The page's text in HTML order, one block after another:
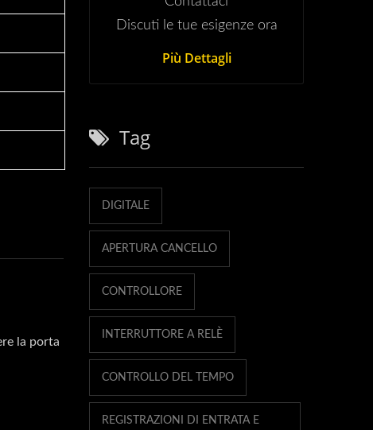
la porta
Discuti le tue esigenze ora
Più Dettagli
Tag
DIGITALE
APERTURA CANCELLO
CONTROLLORE
INTERRUTTORE A RELÈ
CONTROLLO DEL TEMPO
REGISTRAZIONI DI ENTRATA E